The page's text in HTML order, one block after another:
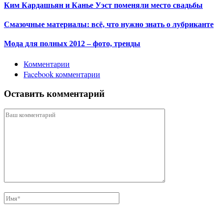
Ким Кардашьян и Канье Уэст поменяли место свадьбы
Смазочные материалы: всё, что нужно знать о лубриканте
Мода для полных 2012 – фото, тренды
Комментарии
Facebook комментарии
Оставить комментарий